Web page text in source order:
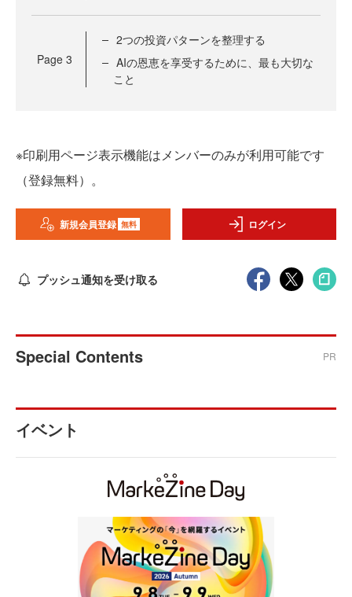
Page 3
2つの投資パターンを整理する
AIの恩恵を享受するために、最も大切な
こと
※印刷用ページ表示機能はメンバーのみが利用可能です
（登録無料）。
新規会員登録 無料 ログイン
プッシュ通知を受け取る
Special Contents PR
イベント